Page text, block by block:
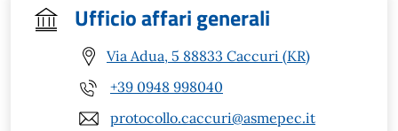
Ufficio affari generali
Via Adua, 5 88833 Caccuri (KR)
+39 0948 998040
protocollo.caccuri@asmepec.it